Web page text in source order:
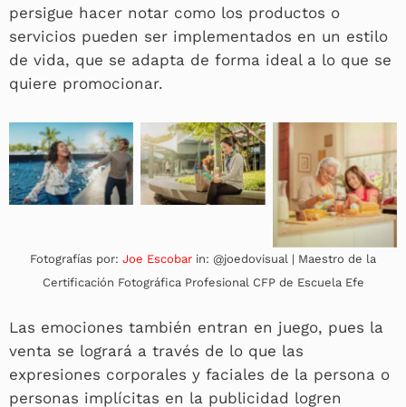
persigue hacer notar como los productos o
servicios pueden ser implementados en un estilo
de vida, que se adapta de forma ideal a lo que se
quiere promocionar.
Fotografías por: Joe Escobar in: @joedovisual | Maestro de la
Certificación Fotográfica Profesional CFP de Escuela Efe
Las emociones también entran en juego, pues la
venta se logrará a través de lo que las
expresiones corporales y faciales de la persona o
personas implícitas en la publicidad logren